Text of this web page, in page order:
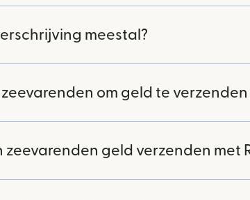
meestal?
om geld te verzenden
geld verzenden met